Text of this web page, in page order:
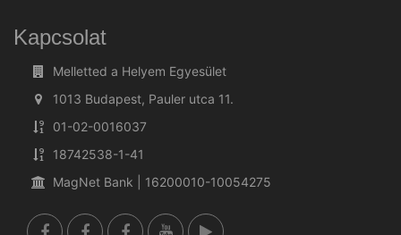
Kapcsolat
Melletted a Helyem Egyesület
1013 Budapest, Pauler utca 11.
01-02-0016037
18742538-1-41
MagNet Bank | 16200010-10054275